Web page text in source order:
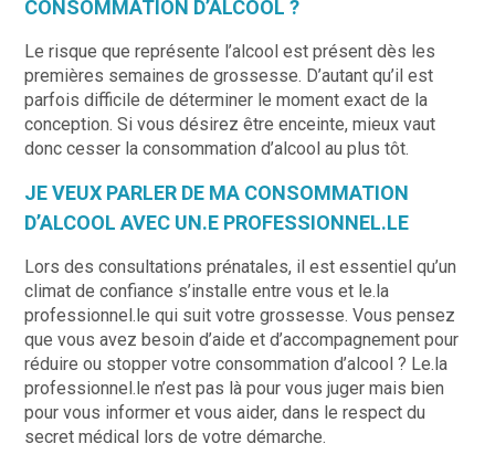
CONSOMMATION D’ALCOOL ?
Le risque que représente l’alcool est présent dès les
premières semaines de grossesse. D’autant qu’il est
parfois difficile de déterminer le moment exact de la
conception. Si vous désirez être enceinte, mieux vaut
donc cesser la consommation d’alcool au plus tôt.
JE VEUX PARLER DE MA CONSOMMATION
D’ALCOOL AVEC UN.E PROFESSIONNEL.LE
Lors des consultations prénatales, il est essentiel qu’un
climat de confiance s’installe entre vous et le.la
professionnel.le qui suit votre grossesse. Vous pensez
que vous avez besoin d’aide et d’accompagnement pour
réduire ou stopper votre consommation d’alcool ? Le.la
professionnel.le n’est pas là pour vous juger mais bien
pour vous informer et vous aider, dans le respect du
secret médical lors de votre démarche.